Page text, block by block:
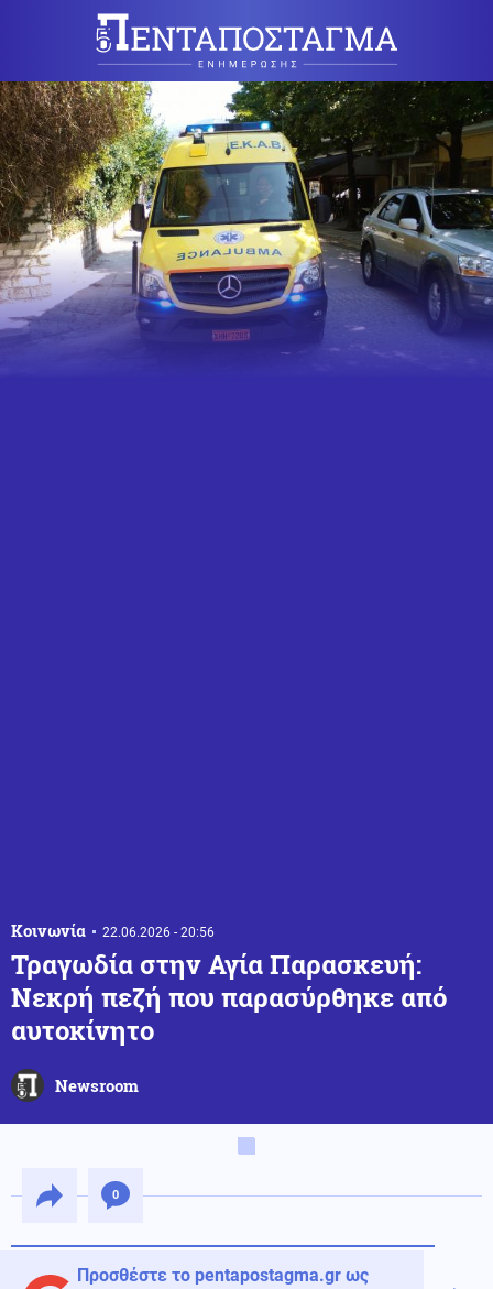
Κοινωνία 22.06.2026 - 20:56
Τραγωδία στην Αγία Παρασκευή:
Νεκρή πεζή που παρασύρθηκε από
αυτοκίνητο
Newsroom
0
Προσθέστε το pentapostagma.gr ως